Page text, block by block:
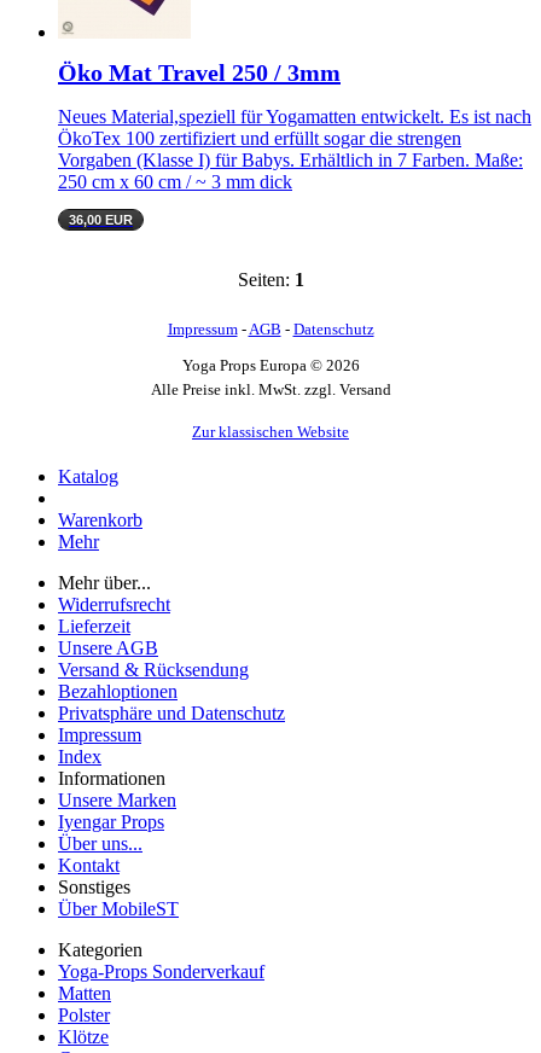
Öko Mat Travel 250 / 3mm
Neues Material,speziell für Yogamatten entwickelt. Es ist nach
ÖkoTex 100 zertifiziert und erfüllt sogar die strengen
Vorgaben (Klasse I) für Babys. Erhältlich in 7 Farben. Maße:
250 cm x 60 cm / ~ 3 mm dick
36,00 EUR
Seiten: 1
Impressum-AGB - Datenschutz
Yoga Props Europa © 2026
Alle Preise inkl. MwSt. zzgl. Versand
Zur klassischen Website
Katalog
Warenkorb
Mehr
Mehr über...
Widerrufsrecht
Lieferzeit
Unsere AGB
Versand & Rücksendung
Bezahloptionen
Privatsphäre und Datenschutz
Impressum
Index
Informationen
Unsere Marken
Iyengar Props
Über uns...
Kontakt
Sonstiges
Über MobileST
Kategorien
Yoga-Props Sonderverkauf
Matten
Polster
Klötze